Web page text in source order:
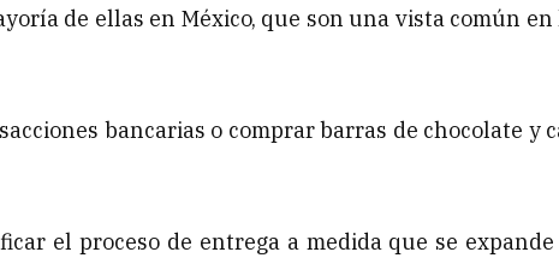
de ellas en México, que son una vista común en
bancarias o comprar barras de chocolate y
el proceso de entrega a medida que se